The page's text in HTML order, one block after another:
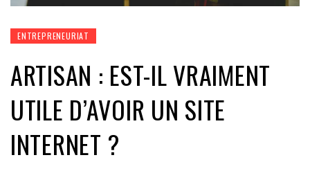
ENTREPRENEURIAT
ARTISAN : EST-IL VRAIMENT
UTILE D’AVOIR UN SITE
INTERNET ?